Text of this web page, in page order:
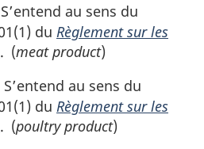
S’entend au sens du
du Règlement sur les
. (meat product)
S’entend au sens du
du Règlement sur les
. (poultry product)